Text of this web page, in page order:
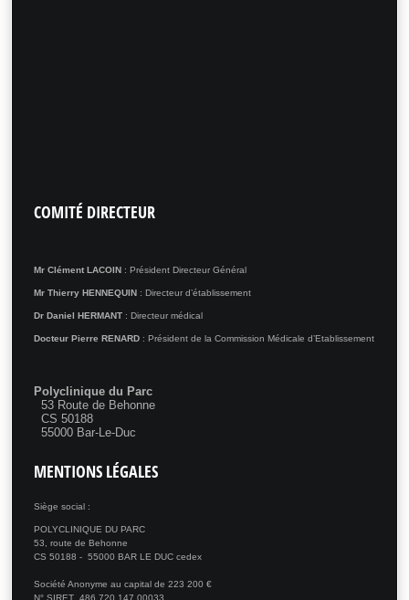
COMITÉ DIRECTEUR
Mr Clément LACOIN : Président Directeur Général
Mr Thierry HENNEQUIN : Directeur d’établissement
Dr Daniel HERMANT : Directeur médical
Docteur Pierre RENARD : Président de la Commission Médicale d’Etablissement
Polyclinique du Parc
53 Route de Behonne
CS 50188
55000 Bar-Le-Duc
MENTIONS LÉGALES
Siège social :
POLYCLINIQUE DU PARC
53, route de Behonne
CS 50188 - 55000 BAR LE DUC cedex
Société Anonyme au capital de 223 200 €
N° SIRET 486 720 147 00033